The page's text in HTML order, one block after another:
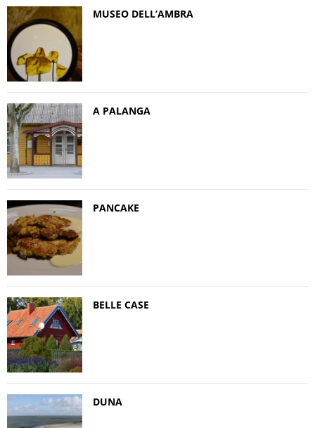
MUSEO DELL’AMBRA
A PALANGA
PANCAKE
BELLE CASE
DUNA